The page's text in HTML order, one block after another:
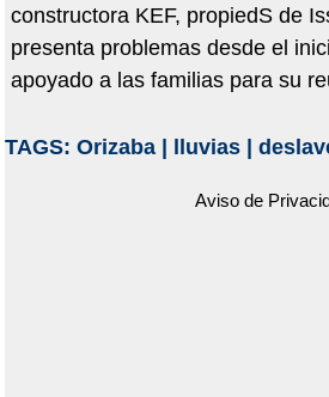
constructora KEF, propiedS de
presenta problemas desde el
apoyado a las familias para su
TAGS: Orizaba| lluvias|
Aviso de